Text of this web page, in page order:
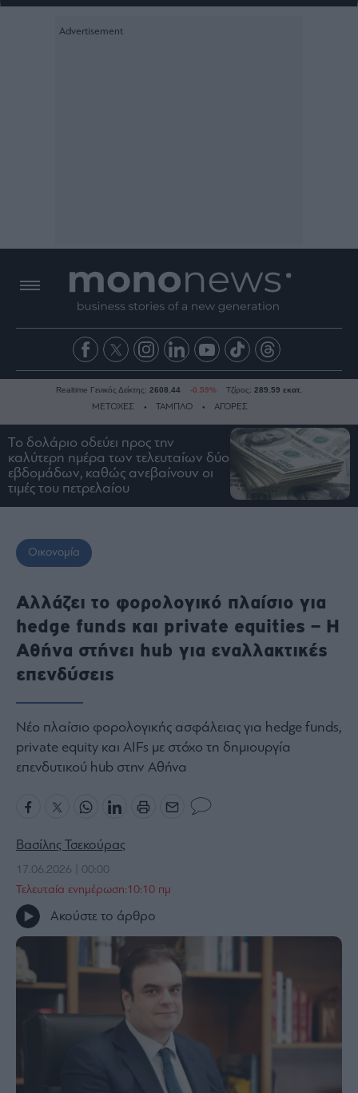
Ειδήσεις
Οικονομία
Τράπεζες
Ναυτιλία
Estate
Ενέργεια
Πολιτική
Πολιτισμός
Financial
Times
The
Wiseman
Room
301
My
Story
Media
Winners
Rumors
Realtime Γενικός Δείκτης: 2608.44 -0.59% Τζίρος: 289.59 εκατ.
ΜΕΤΟΧΕΣ ΤΑΜΠΛΟ ΑΓΟΡΕΣ
Το δολάριο οδεύει προς την
καλύτερη ημέρα των τελευταίων δύο
εβδομάδων, καθώς ανεβαίνουν οι
τιμές του πετρελαίου
Οικονομία
Αλλάζει το φορολογικό πλαίσιο για
hedge funds και private equities – Η
Αθήνα στήνει hub για εναλλακτικές
επενδύσεις
Νέο πλαίσιο φορολογικής ασφάλειας για hedge funds,
private equity και AIFs με στόχο τη δημιουργία
επενδυτικού hub στην Αθήνα
Βασίλης Τσεκούρας
17.06.2026 | 00:00
Τελευταία ενημέρωση:10:10 πμ
Ακούστε το άρθρο